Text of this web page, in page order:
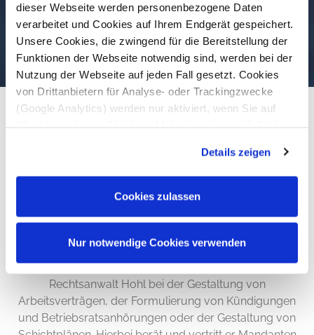
dieser Webseite werden personenbezogene Daten
verarbeitet und Cookies auf Ihrem Endgerät gespeichert.
Unsere Cookies, die zwingend für die Bereitstellung der
Funktionen der Webseite notwendig sind, werden bei der
Nutzung der Webseite auf jeden Fall gesetzt. Cookies
von Drittanbietern für Analyse- oder Trackingzwecke
(Google Analytics) werden nur aktiviert, wenn Sie auf
Datenschutzerklärung—
Impressum.
Details zeigen
Cookies zulassen
Nur notwendige Cookies verwenden
Kompetenzen
Die Anwaltskanzlei Hohl ist spezialisiert auf Arbeits- und
Datenschutzrecht. Wir betreuen Mandanten aus der der
Industrie, dem Dienstleistungsbereich, inhabergeführte
berät Mandanten sowohl im kollektiven als auch im
individuellen Arbeitsrecht. Beispielsweise unterstützt
Rechtsanwalt Hohl bei der Gestaltung von
Arbeitsverträgen, der Formulierung von Kündigungen
und Betriebsratsanhörungen oder der Gestaltung von